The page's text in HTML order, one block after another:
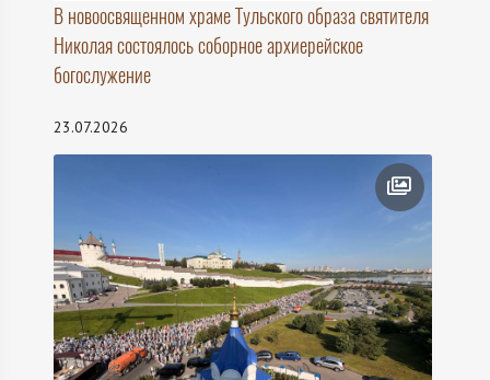
В новоосвященном храме Тульского образа святителя
Николая состоялось соборное архиерейское
богослужение
23.07.2026